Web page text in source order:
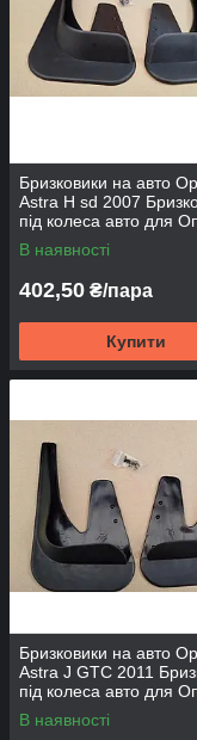
Бризковики на авто
Astra H sd 2007
під колеса авто для
Астра Н Седан 2007
Бризговики
В наявності
402,50 ₴/пара
Купити
Бризковики на авто
Astra J GTC 2011
під колеса авто для
Астра J GTC 2011
універсальні
В наявності